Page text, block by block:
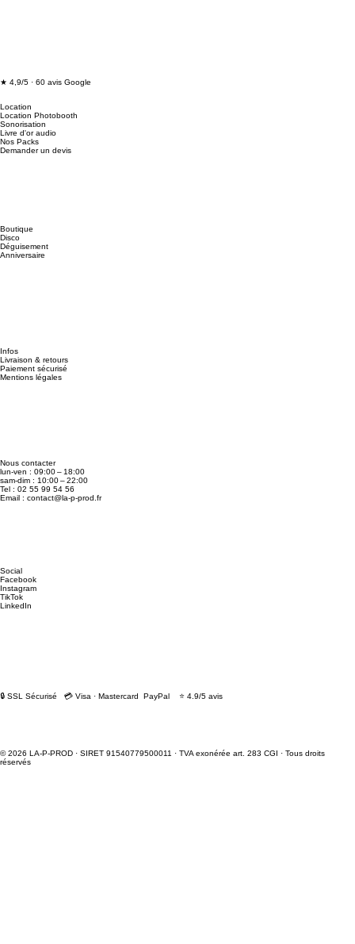
★ 4,9/5 · 60 avis Google
Boutique
Disco
Déguisement
Anniversaire
Location
Location Photobooth
Sonorisation
Livre d'or audio
Nos Packs
Demander un devis
Social
Facebook
Instagram
TikTok
LinkedIn
Infos
Livraison & retours
Paiement sécurisé
Mentions légales
Nous contacter
lun-ven : 09:00 – 18:00
sam-dim : 10:00 – 22:00
Tel : 02 55 99 54 56
Email : contact@la-p-prod.fr
© 2026 LA-P-PROD · SIRET 91540779500011 · TVA exonérée art. 283 CGI · Tous droits
réservés
🔒 SSL Sécurisé 💳 Visa · Mastercard PayPal ⭐ 4.9/5 avis